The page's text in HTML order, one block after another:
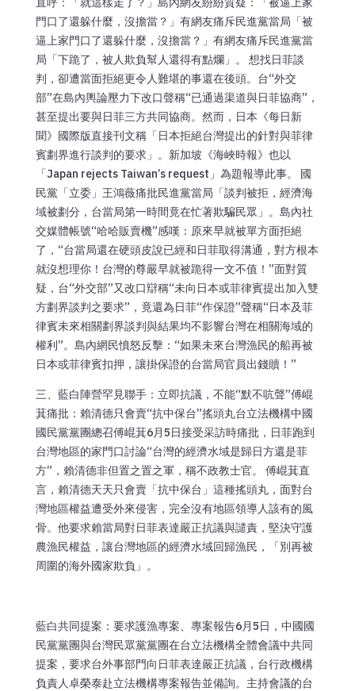
門口了還躲什麼，沒擔當？」有網友痛斥民進黨當局「被
逼上家門口了還躲什麼，沒擔當？」有網友痛斥民進黨當
局「下跪了，被人欺負幫人還得有點爛」。 想找日菲談
判，卻遭當面拒絕更令人難堪的事還在後頭。台“外交
部”在島內輿論壓力下改口聲稱“已通過渠道與日菲協商”，
甚至提出要與日菲三方共同協商。然而，日本《每日新
聞》國際版直接刊文稱「日本拒絕台灣提出的針對與菲律
賓劃界進行談判的要求」。新加坡《海峽時報》也以
「Japan rejects Taiwan’s request」為題報導此事。 國
民黨「立委」王鴻薇痛批民進黨當局「談判被拒，經濟海
域被劃分，台當局第一時間竟在忙著欺騙民眾」。島內社
交媒體帳號“哈哈販賣機”感嘆：原來早就被單方面拒絕
了，“台當局還在硬頭皮說已經和日菲取得溝通，對方根本
就沒想理你！台灣的尊嚴早就被跪得一文不值！”面對質
疑，台“外交部”又改口辯稱“未向日本或菲律賓提出加入雙
方劃界談判之要求”，竟還為日菲“作保證”聲稱“日本及菲
律賓未來相關劃界談判與結果均不影響台灣在相關海域的
權利”。島內網民憤怒反擊：“如果未來台灣漁民的船再被
日本或菲律賓扣押，讓掛保證的台當局官員出錢贖！”
三、藍白陣營罕見聯手：立即抗議，不能“默不吭聲”傅崐
萁痛批：賴清德只會賣“抗中保台”搖頭丸台立法機構中國
國民黨黨團總召傅崐萁6月5日接受采訪時痛批，日菲跑到
台灣地區的家門口討論“台灣的經濟水域是歸日方還是菲
方”，賴清德非但置之置之軍，稱不政教士官。 傅崐萁直
言，賴清德天天只會賣「抗中保台」這種搖頭丸，面對台
灣地區權益遭受外來侵害，完全沒有地區領導人該有的風
骨。他要求賴當局對日菲表達嚴正抗議與譴責，堅決守護
農漁民權益，讓台灣地區的經濟水域回歸漁民，「別再被
周圍的海外國家欺負」。
藍白共同提案：要求護漁專案、專案報告6月5日，中國國
民黨黨團與台灣民眾黨黨團在台立法機構全體會議中共同
提案，要求台外事部門向日菲表達嚴正抗議，台行政機構
負責人卓榮泰赴立法機構專案報告並備詢。主持會議的台